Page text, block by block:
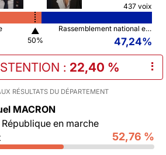
437 voix
▲
50%
Rassemblement national et ses alliés
47,24%
: 22,40 % ⠇
RÉSULTATS DU DÉPARTEMENT
MACRON
République en marche
52,76 %